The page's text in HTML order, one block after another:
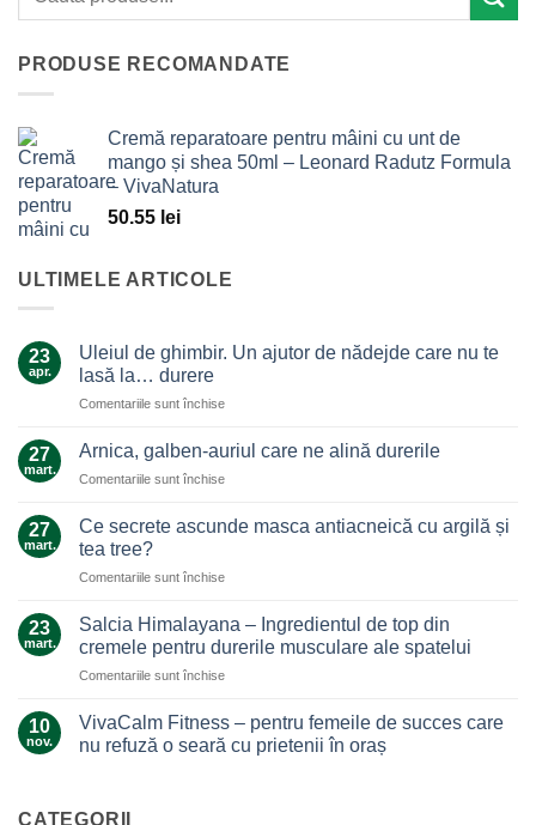
PRODUSE RECOMANDATE
Cremă reparatoare pentru mâini cu unt de
mango și shea 50ml – Leonard Radutz Formula
– VivaNatura
50.55 lei
ULTIMELE ARTICOLE
23
apr.
Uleiul de ghimbir. Un ajutor de nădejde care nu te
lasă la… durere
Comentariile sunt închisepentru
de
Un
de
lasă
la…
27
mart.
Arnica, galben-auriul care ne alină durerile
Comentariile sunt închisepentru
galben-
ne
durerile
27
mart.
Ce secrete ascunde masca antiacneică cu argilă și
tea tree?
Comentariile sunt închisepentru
secrete
ascunde
masca
antiacneică
argilă
23
mart.
Salcia Himalayana – Ingredientul de top din
cremele pentru durerile musculare ale spatelui
Comentariile sunt închisepentru
Himalayana
Ingredientul
10
nov.
VivaCalm Fitness – pentru femeile de succes care
nu refuză o seară cu prietenii în oraș
VivaCalm
CATEGORII